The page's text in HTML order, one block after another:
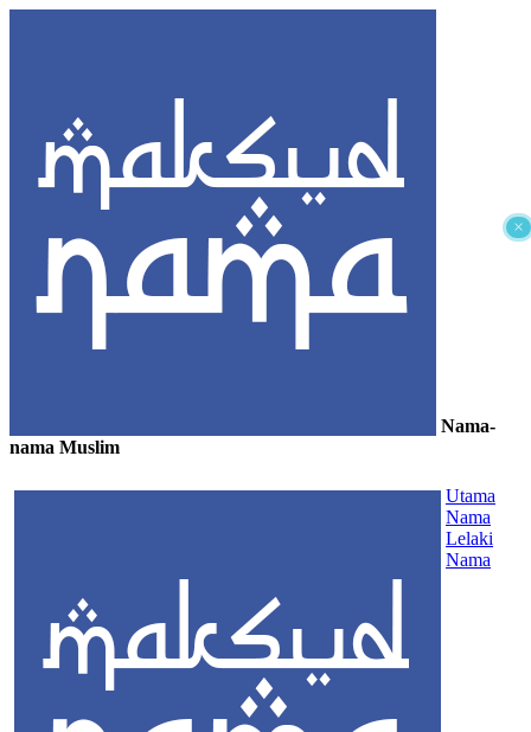
×
Nama-
nama Muslim
Utama
Nama
Lelaki
Nama